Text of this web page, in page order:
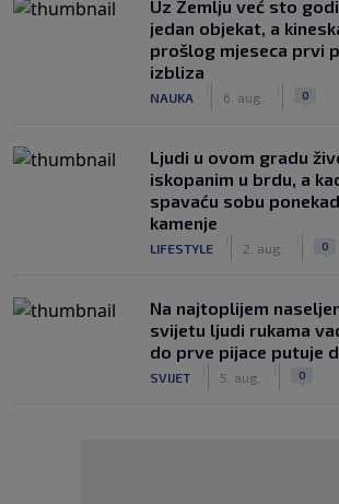
Uz Zemlju već sto
jedan objekat, a
prošlog mjeseca prvi
izbliza
NAUKA 6. aug. 0
Ljudi u ovom gradu
iskopanim u brdu, a
spavaću sobu
kamenje
LIFESTYLE 2. aug. 0
Na najtoplijem
svijetu ljudi rukama
do prve pijace putuje
SVIJET 5. aug. 0